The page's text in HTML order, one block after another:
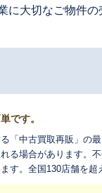
大切なご物件の
です。
「中古買取再販」の
る場合があります。
す。全国130店舗を超
。